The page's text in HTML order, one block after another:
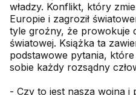
władzy. Konflikt, który
Europie i zagroził
tyle groźny, że prowokuje
światowej. Książka ta
podstawowe pytania,
sobie każdy rozsądny
- Czy to jest nasza wojna i